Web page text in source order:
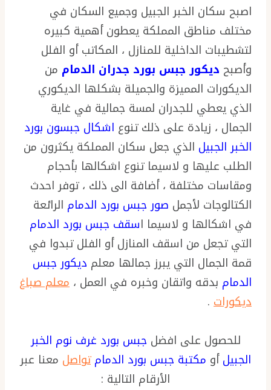
اصبح سكان الخبر الجبيل وجميع السكان في
مختلف مناطق المملكة يعطون أهمية كبيره
لتشطيبات الداخلية للمنازل ، المكاتب أو الفلل
وأصبح ديكور جبس بورد جدران الدمام من
الديكورات المميزة والجميلة بشكلها الديكوري
الذي يعطي للجدران لمسة جمالية في غاية
الجمال ، زيادة على ذلك تنوع اشكال جبسون بورد
الخبر الجبيل الذي جعل سكان المملكة يكثرون من
الطلب عليها و لاسيما تنوع اشكالها بأحجام
ومقاسات مختلفة ، أضافة الى ذلك ، توفر احدث
الكتالوجات لأجمل صور جبس بورد الدمام الرائعة
في اشكالها و لاسيما اسقف جبس بورد الدمام
التي تجعل من اسقف المنازل أو الفلل تبدوا في
قمة الجمال التي يبرز جمالها معلم ديكور جبس
الدمام بدقه واتقان وخبره في العمل ، معلم صباغ
ديكورات .
للحصول على افضل جبس بورد غرف نوم الخبر
الجبيلأو مكتبة جبس بورد الدمام تواصل معنا عبر
الأرقام التالية :